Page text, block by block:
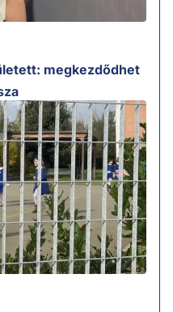
megkezdődhet